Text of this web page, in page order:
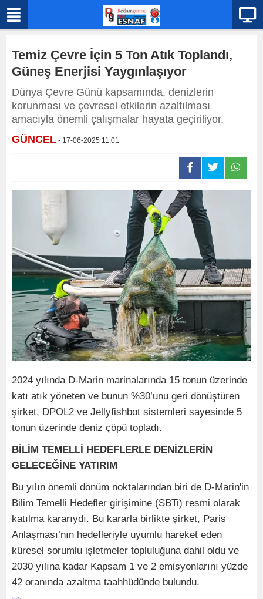
Temiz Çevre İçin 5 Ton Atık Toplandı,
Güneş Enerjisi Yaygınlaşıyor
Dünya Çevre Günü kapsamında, denizlerin
korunması ve çevresel etkilerin azaltılması
amacıyla önemli çalışmalar hayata geçiriliyor.
GÜNCEL - 17-06-2025 11:01
2024 yılında D-Marin marinalarında 15 tonun üzerinde
katı atık yöneten ve bunun %30’unu geri dönüştüren
şirket, DPOL2 ve Jellyfishbot sistemleri sayesinde 5
tonun üzerinde deniz çöpü topladı.
BİLİM TEMELLİ HEDEFLERLE DENİZLERİN
GELECEĞİNE YATIRIM
Bu yılın önemli dönüm noktalarından biri de D-Marin'in
Bilim Temelli Hedefler girişimine (SBTi) resmi olarak
katılma kararıydı. Bu kararla birlikte şirket, Paris
Anlaşması’nın hedefleriyle uyumlu hareket eden
küresel sorumlu işletmeler topluluğuna dahil oldu ve
2030 yılına kadar Kapsam 1 ve 2 emisyonlarını yüzde
42 oranında azaltma taahhüdünde bulundu.